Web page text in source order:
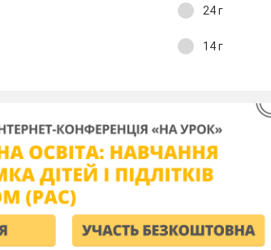
24 г
14 г